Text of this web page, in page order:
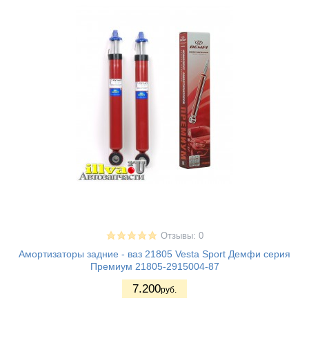
Отзывы: 0
Амортизаторы задние - ваз 21805 Vesta Sport Демфи серия
Премиум 21805-2915004-87
7.200руб.